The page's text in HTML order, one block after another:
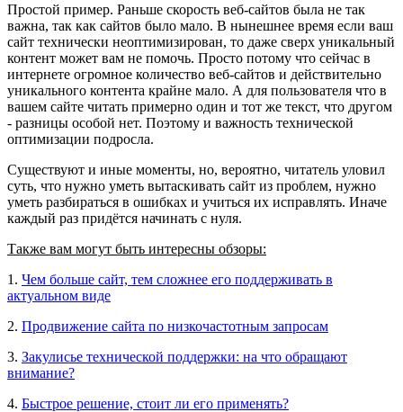
Простой пример. Раньше скорость веб-сайтов была не так
важна, так как сайтов было мало. В нынешнее время если ваш
сайт технически неоптимизирован, то даже сверх уникальный
контент может вам не помочь. Просто потому что сейчас в
интернете огромное количество веб-сайтов и действительно
уникального контента крайне мало. А для пользователя что в
вашем сайте читать примерно один и тот же текст, что другом
- разницы особой нет. Поэтому и важность технической
оптимизации подросла.
Существуют и иные моменты, но, вероятно, читатель уловил
суть, что нужно уметь вытаскивать сайт из проблем, нужно
уметь разбираться в ошибках и учиться их исправлять. Иначе
каждый раз придётся начинать с нуля.
Также вам могут быть интересны обзоры:
1. Чем больше сайт, тем сложнее его поддерживать в
актуальном виде
2. Продвижение сайта по низкочастотным запросам
3. Закулисье технической поддержки: на что обращают
внимание?
4. Быстрое решение, стоит ли его применять?